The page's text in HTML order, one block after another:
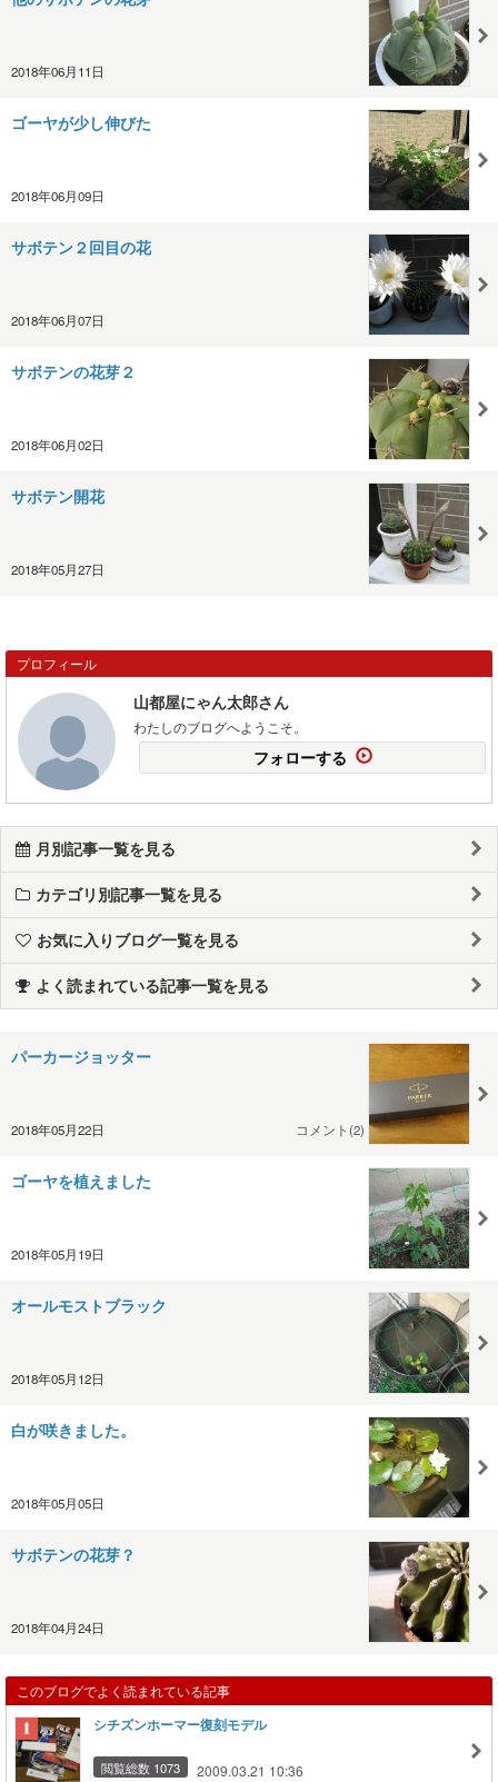
2018年06月11日
ゴーヤが少し伸びた
2018年06月09日
サボテン２回目の花
2018年06月07日
サボテンの花芽２
2018年06月02日
サボテン開花
2018年05月27日
プロフィール
山都屋にゃん太郎さん
わたしのブログへようこそ。
フォローする
月別記事一覧を見る
カテゴリ別記事一覧を見る
お気に入りブログ一覧を見る
よく読まれている記事一覧を見る
パーカージョッター
2018年05月22日 コメント(2)
ゴーヤを植えました
2018年05月19日
オールモストブラック
2018年05月12日
白が咲きました。
2018年05月05日
サボテンの花芽？
2018年04月24日
このブログでよく読まれている記事
シチズンホーマー復刻モデル
閲覧総数 1073 2009.03.21 10:36